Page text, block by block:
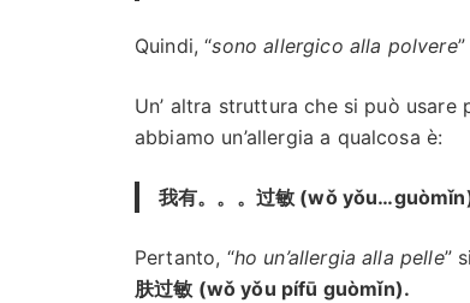
Quindi, “sono allergico alla polvere
Un’ altra struttura che si può usare
abbiamo un’allergia a qualcosa è:
我有。。。过敏 (wǒ
Pertanto, “ho un’allergia alla pelle”
肤过敏 (wǒ yǒu pífū guòmǐn).